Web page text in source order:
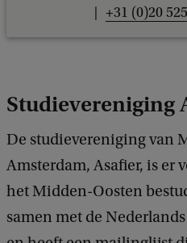
+31 (0)20
Studievereniging
De studievereniging van
Amsterdam, Asafier, is er
het Midden-Oosten
samen met de